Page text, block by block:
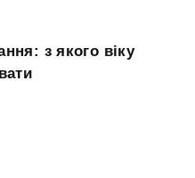
з якого віку